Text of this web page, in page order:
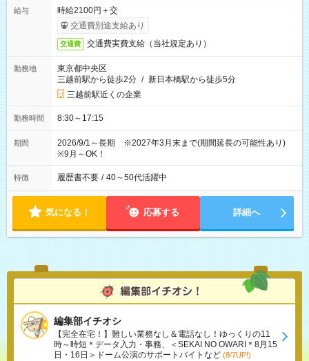
給与
時給2100円＋交
交通費別途支給あり
交通費 交通費実費支給（当社規定あり）
勤務地
東京都中央区
三越前駅から徒歩2分 / 新日本橋駅から徒歩5分
三越前駅近くの企業
勤務時間 8:30～17:15
期間
2026/9/1～長期 ※2027年3月末まで(期間延長の可能性あり)
※9月～OK！
特徴 履歴書不要 / 40～50代活躍中
気になる！ 応募する 詳細へ
編集部イチオシ
【完全在宅！】難しい業務なし＆電話なし！ゆっくりの11
時～時短＊データ入力・事務、＜SEKAI NO OWARI＊8月15
日・16日＞ドーム公演のサポートバイトなど (8/7UP!)